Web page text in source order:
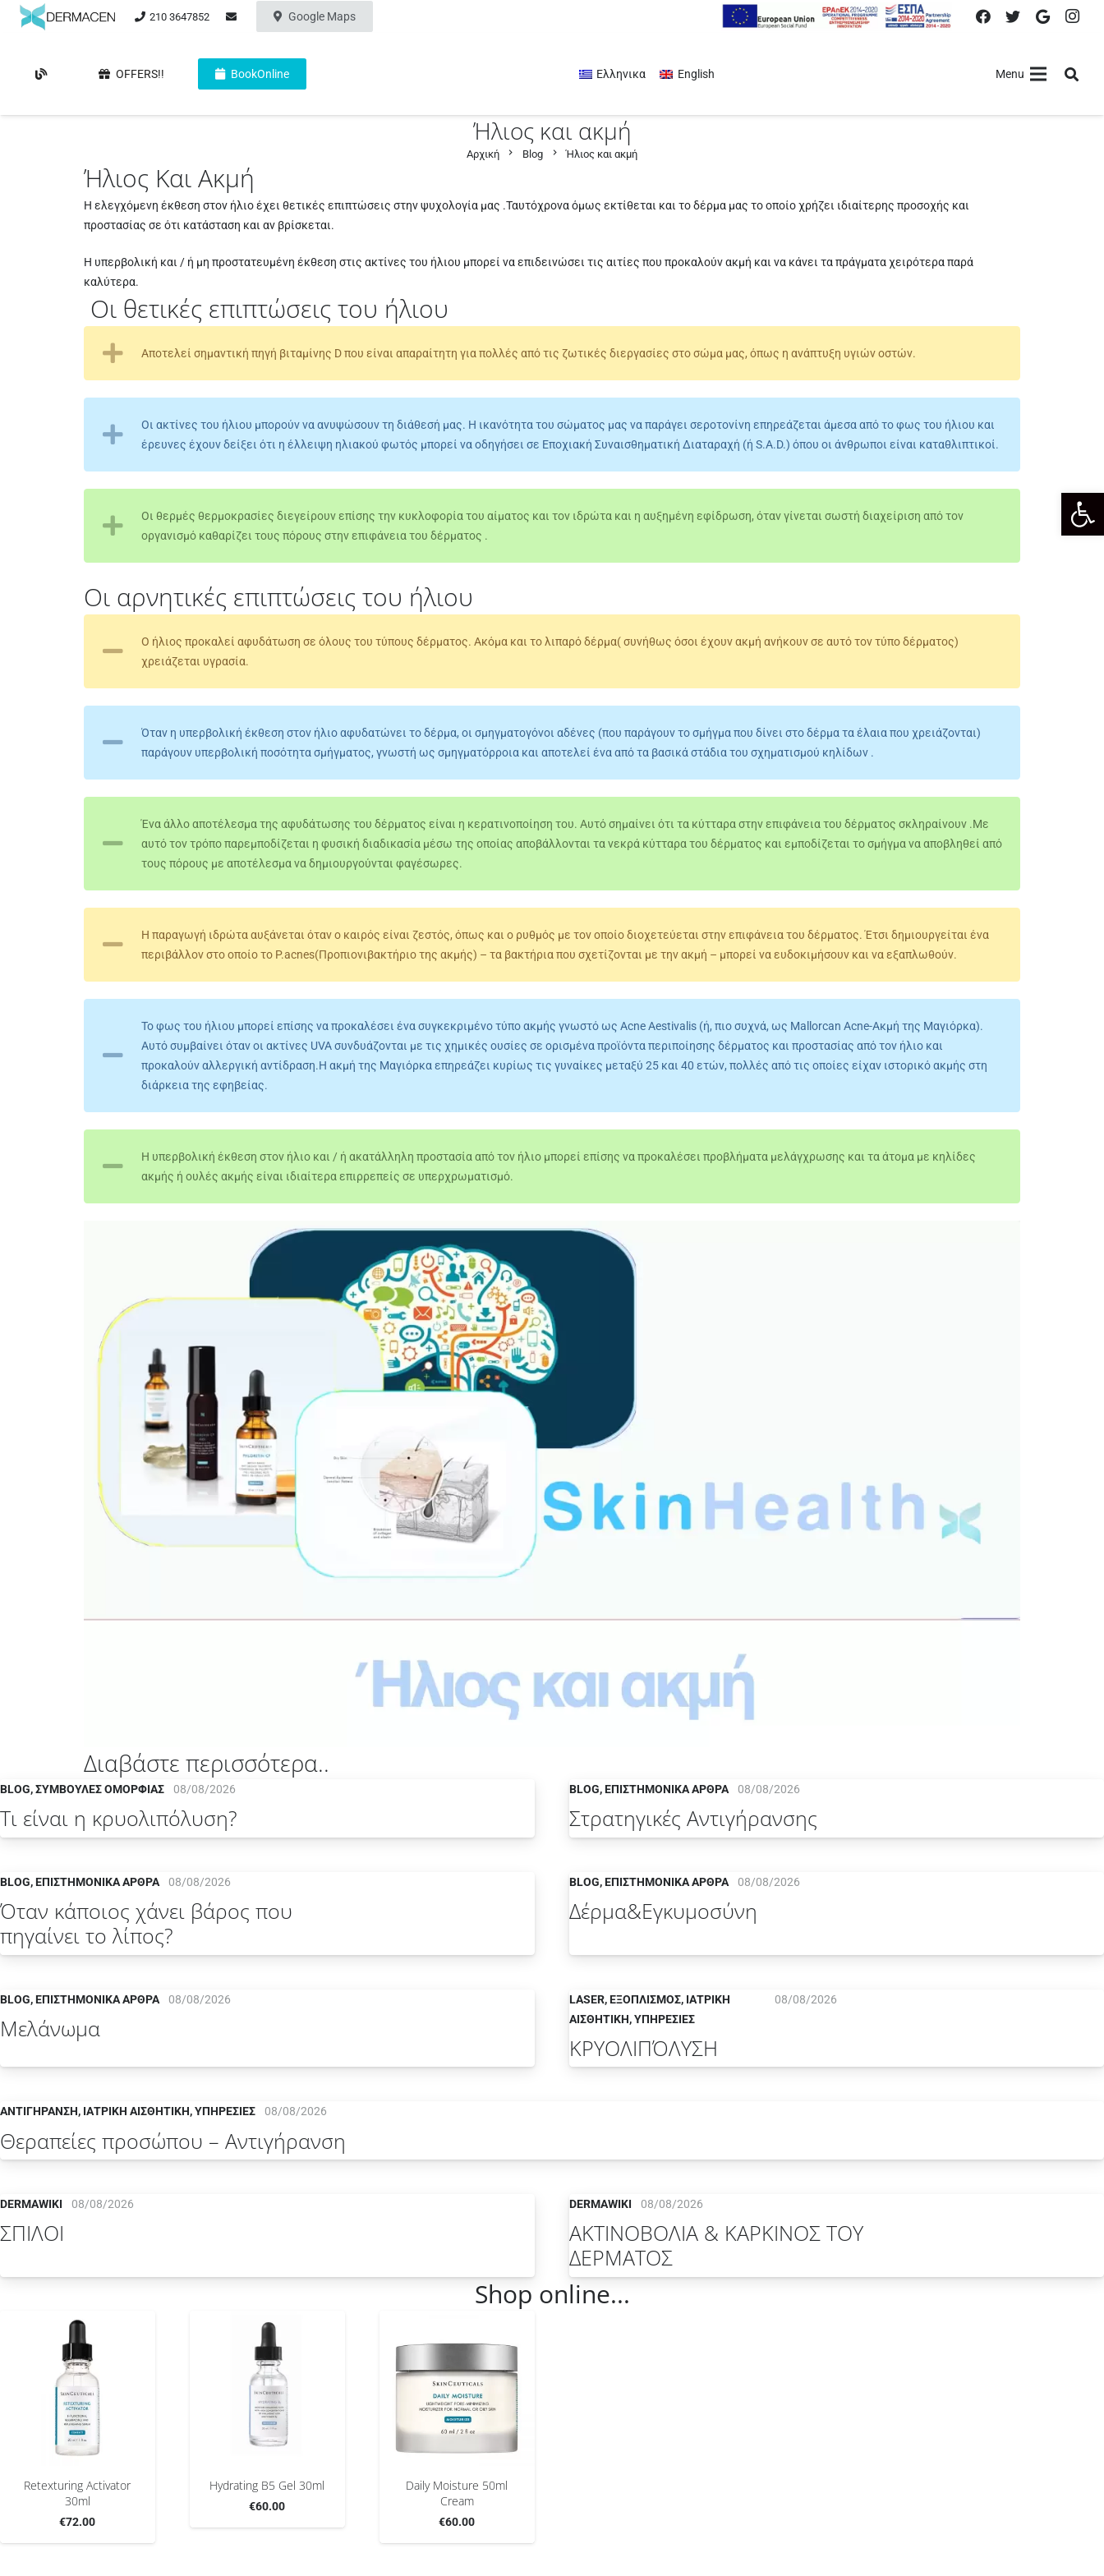
210 3647852 Google Maps
OFFERS!! BookOnline Ελληνικα English Menu
Ήλιος και ακμή
Αρχική chevron_right Blog chevron_right Ήλιος και ακμή
Ήλιος Και Ακμή
Η ελεγχόμενη έκθεση στον ήλιο έχει θετικές επιπτώσεις στην ψυχολογία μας .Ταυτόχρονα όμως εκτίθεται και το δέρμα μας το οποίο χρήζει ιδιαίτερης προσοχής και
προστασίας σε ότι κατάσταση και αν βρίσκεται.
Η υπερβολική και / ή μη προστατευμένη έκθεση στις ακτίνες του ήλιου μπορεί να επιδεινώσει τις αιτίες που προκαλούν ακμή και να κάνει τα πράγματα χειρότερα παρά
καλύτερα.
Οι θετικές επιπτώσεις του ήλιου
Αποτελεί σημαντική πηγή βιταμίνης D που είναι απαραίτητη για πολλές από τις ζωτικές διεργασίες στο σώμα μας, όπως η ανάπτυξη υγιών οστών.
Οι ακτίνες του ήλιου μπορούν να ανυψώσουν τη διάθεσή μας. Η ικανότητα του σώματος μας να παράγει σεροτονίνη επηρεάζεται άμεσα από το φως του ήλιου και
έρευνες έχουν δείξει ότι η έλλειψη ηλιακού φωτός μπορεί να οδηγήσει σε Εποχιακή Συναισθηματική Διαταραχή (ή S.A.D.) όπου οι άνθρωποι είναι καταθλιπτικοί.
Οι θερμές θερμοκρασίες διεγείρουν επίσης την κυκλοφορία του αίματος και τον ιδρώτα και η αυξημένη εφίδρωση, όταν γίνεται σωστή διαχείριση από τον
οργανισμό καθαρίζει τους πόρους στην επιφάνεια του δέρματος .
Οι αρνητικές επιπτώσεις του ήλιου
Ο ήλιος προκαλεί αφυδάτωση σε όλους του τύπους δέρματος. Ακόμα και το λιπαρό δέρμα( συνήθως όσοι έχουν ακμή ανήκουν σε αυτό τον τύπο δέρματος)
χρειάζεται υγρασία.
Όταν η υπερβολική έκθεση στον ήλιο αφυδατώνει το δέρμα, οι σμηγματογόνοι αδένες (που παράγουν το σμήγμα που δίνει στο δέρμα τα έλαια που χρειάζονται)
παράγουν υπερβολική ποσότητα σμήγματος, γνωστή ως σμηγματόρροια και αποτελεί ένα από τα βασικά στάδια του σχηματισμού κηλίδων .
Ένα άλλο αποτέλεσμα της αφυδάτωσης του δέρματος είναι η κερατινοποίηση του. Αυτό σημαίνει ότι τα κύτταρα στην επιφάνεια του δέρματος σκληραίνουν .Με
αυτό τον τρόπο παρεμποδίζεται η φυσική διαδικασία μέσω της οποίας αποβάλλονται τα νεκρά κύτταρα του δέρματος και εμποδίζεται το σμήγμα να αποβληθεί από
τους πόρους με αποτέλεσμα να δημιουργούνται φαγέσωρες.
Η παραγωγή ιδρώτα αυξάνεται όταν ο καιρός είναι ζεστός, όπως και ο ρυθμός με τον οποίο διοχετεύεται στην επιφάνεια του δέρματος. Έτσι δημιουργείται ένα
περιβάλλον στο οποίο το P.acnes(Προπιονιβακτήριο της ακμής) – τα βακτήρια που σχετίζονται με την ακμή – μπορεί να ευδοκιμήσουν και να εξαπλωθούν.
Το φως του ήλιου μπορεί επίσης να προκαλέσει ένα συγκεκριμένο τύπο ακμής γνωστό ως Acne Aestivalis (ή, πιο συχνά, ως Mallorcan Acne-Ακμή της Μαγιόρκα).
Αυτό συμβαίνει όταν οι ακτίνες UVA συνδυάζονται με τις χημικές ουσίες σε ορισμένα προϊόντα περιποίησης δέρματος και προστασίας από τον ήλιο και
προκαλούν αλλεργική αντίδραση.Η ακμή της Μαγιόρκα επηρεάζει κυρίως τις γυναίκες μεταξύ 25 και 40 ετών, πολλές από τις οποίες είχαν ιστορικό ακμής στη
διάρκεια της εφηβείας.
Η υπερβολική έκθεση στον ήλιο και / ή ακατάλληλη προστασία από τον ήλιο μπορεί επίσης να προκαλέσει προβλήματα μελάγχρωσης και τα άτομα με κηλίδες
ακμής ή ουλές ακμής είναι ιδιαίτερα επιρρεπείς σε υπερχρωματισμό.
Διαβάστε περισσότερα..
BLOG,ΣΥΜΒΟΥΛΈΣ ΟΜΟΡΦΙΆΣ 08/08/2026
Τι είναι η κρυολιπόλυση?
BLOG,ΕΠΙΣΤΗΜΟΝΙΚΆ ΆΡΘΡΑ 08/08/2026
Στρατηγικές Αντιγήρανσης
BLOG,ΕΠΙΣΤΗΜΟΝΙΚΆ ΆΡΘΡΑ 08/08/2026
Όταν κάποιος χάνει βάρος που
πηγαίνει το λίπος?
BLOG,ΕΠΙΣΤΗΜΟΝΙΚΆ ΆΡΘΡΑ 08/08/2026
Δέρμα&Εγκυμοσύνη
BLOG,ΕΠΙΣΤΗΜΟΝΙΚΆ ΆΡΘΡΑ 08/08/2026
Μελάνωμα
LASER,ΕΞΟΠΛΙΣΜΟΣ, ΙΑΤΡΙΚΗ
ΑΙΣΘΗΤΙΚΗ,ΥΠΗΡΕΣΙΕΣ
08/08/2026
ΚΡΥΟΛΙΠΌΛΥΣΗ
ΑΝΤΙΓΗΡΑΝΣΗ, ΙΑΤΡΙΚΗ ΑΙΣΘΗΤΙΚΗ,ΥΠΗΡΕΣΙΕΣ 08/08/2026
Θεραπείες προσώπου – Αντιγήρανση
DERMAWIKI 08/08/2026
ΣΠΙΛΟΙ
DERMAWIKI 08/08/2026
ΑΚΤΙΝΟΒΟΛΙΑ & ΚΑΡΚΙΝΟΣ ΤΟΥ
ΔΕΡΜΑΤΟΣ
Shop online...
Retexturing Activator
30ml
€72.00
Hydrating B5 Gel 30ml
€60.00
Daily Moisture 50ml
Cream
€60.00